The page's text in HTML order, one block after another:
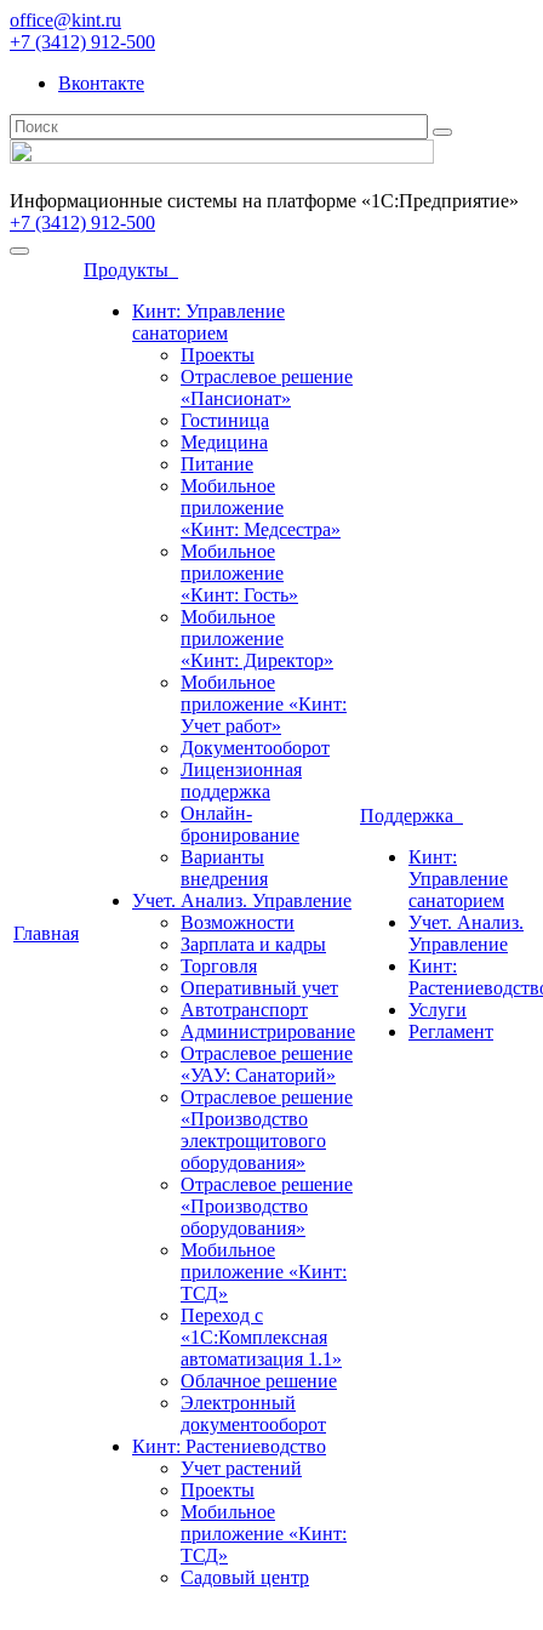
office@kint.ru
+7 (3412) 912-500
Вконтакте
Информационные системы на платформе «1С:Предприятие»
+7 (3412) 912-500
Главная
Продукты
Кинт: Управление
санаторием
Проекты
Отраслевое решение
«Пансионат»
Гостиница
Медицина
Питание
Мобильное
приложение
«Кинт: Медсестра»
Мобильное
приложение
«Кинт: Гость»
Мобильное
приложение
«Кинт: Директор»
Мобильное
приложение «Кинт:
Учет работ»
Документооборот
Лицензионная
поддержка
Онлайн-
бронирование
Варианты
внедрения
Учет. Анализ. Управление
Возможности
Зарплата и кадры
Торговля
Оперативный учет
Автотранспорт
Администрирование
Отраслевое решение
«УАУ: Санаторий»
Отраслевое решение
«Производство
электрощитового
оборудования»
Отраслевое решение
«Производство
оборудования»
Мобильное
приложение «Кинт:
ТСД»
Переход с
«1С:Комплексная
автоматизация 1.1»
Облачное решение
Электронный
документооборот
Кинт: Растениеводство
Учет растений
Проекты
Мобильное
приложение «Кинт:
ТСД»
Садовый центр
Поддержка
Кинт:
Управление
санаторием
Учет. Анализ.
Управление
Кинт:
Услуги
Регламент